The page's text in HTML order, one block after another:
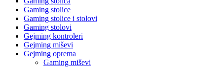
Gaming stolice
Gaming stolice i stolovi
Gaming stolovi
Gejming kontroleri
Gejming miševi
Gejming oprema
Gaming miševi